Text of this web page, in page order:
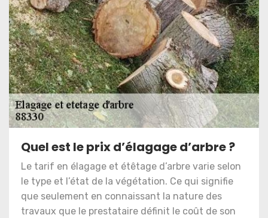
Quel est le prix d’élagage d’arbre ?
Le tarif en élagage et étêtage d’arbre varie selon
le type et l’état de la végétation. Ce qui signifie
que seulement en connaissant la nature des
travaux que le prestataire définit le coût de son